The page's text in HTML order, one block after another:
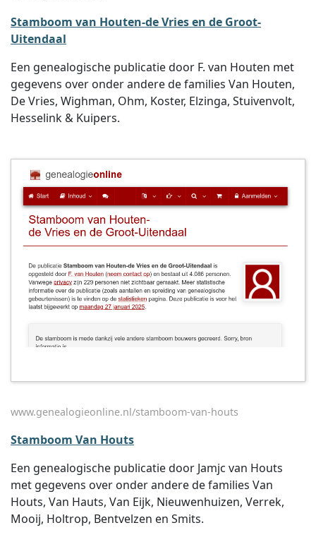
Stamboom van Houten-de Vries en de Groot-
Uitendaal
Een genealogische publicatie door F. van Houten met
gegevens over onder andere de families Van Houten,
De Vries, Wighman, Ohm, Koster, Elzinga, Stuivenvolt,
Hesselink & Kuipers.
www.genealogieonline.nl/stamboom-van-houts
Stamboom Van Houts
Een genealogische publicatie door Jamjc van Houts
met gegevens over onder andere de families Van
Houts, Van Hauts, Van Eijk, Nieuwenhuizen, Verrek,
Mooij, Holtrop, Bentvelzen en Smits.